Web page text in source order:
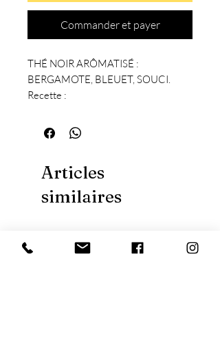
Commander et payer
THÉ NOIR ARÔMATISÉ :
BERGAMOTE, BLEUET, SOUCI.
Recette :
Articles
similaires
Nouveauté